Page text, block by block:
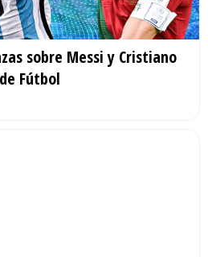
sobre Messi y Cristiano
Fútbol